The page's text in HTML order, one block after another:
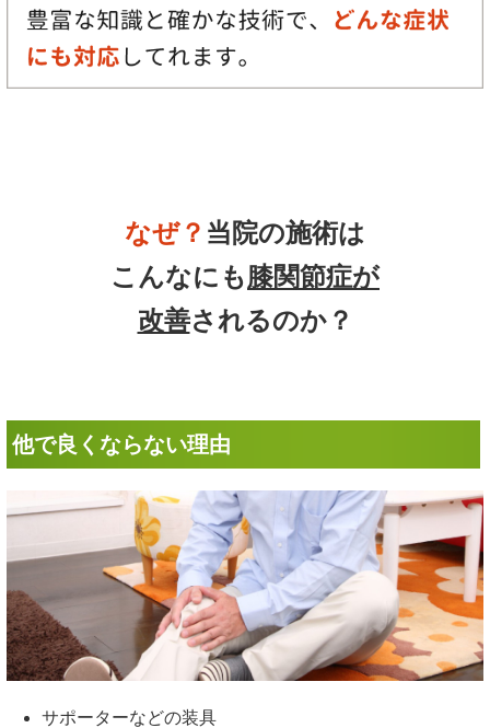
なぜ？ 当院の施術は
こんなにも膝関節症が
改善されるのか？
他で良くならない理由
サポーターなどの装具